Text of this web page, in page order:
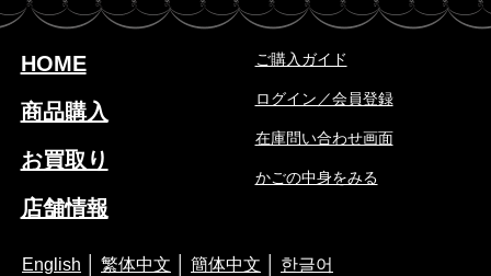
HOME
商品購入
お買取り
店舗情報
ご購入ガイド
ログイン／会員登録
在庫問い合わせ画面
かごの中身をみる
English 繁体中文 簡体中文 한글어